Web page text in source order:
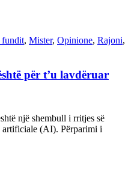
fundit, Mister, Opinione, Rajoni,
për t’u lavdëruar
një shembull i rritjes së
artificiale (AI). Përparimi i